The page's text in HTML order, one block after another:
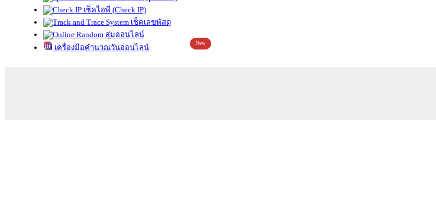
เช็คไอพี (Check IP)
เช็คเลขพัสดุ
สุ่มออนไลน์
เครื่องมือคำนวณวันออนไลน์
New